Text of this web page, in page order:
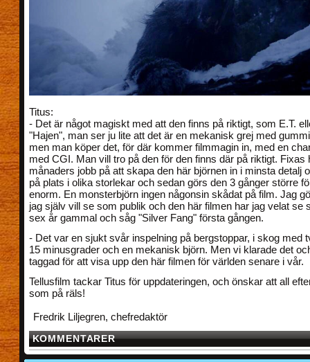
Titus:
- Det är något magiskt med att den finns på riktigt, som E.T.
"Hajen", man ser ju lite att det är en mekanisk grej med
men man köper det, för där kommer filmmagin in, med en
med CGI. Man vill tro på den för den finns där på riktigt. Fixas
månaders jobb på att skapa den här björnen in i minsta detalj
på plats i olika storlekar och sedan görs den 3 gånger större
enorm. En monsterbjörn ingen någonsin skådat på film. Jag
jag själv vill se som publik och den här filmen har jag velat se
sex år gammal och såg "Silver Fang" första gången.
- Det var en sjukt svår inspelning på bergstoppar, i skog med
15 minusgrader och en mekanisk björn. Men vi klarade det
taggad för att visa upp den här filmen för världen senare i vår.
Tellusfilm tackar Titus för uppdateringen, och önskar att all
som på räls!
Fredrik Liljegren, chefredaktör
KOMMENTARER